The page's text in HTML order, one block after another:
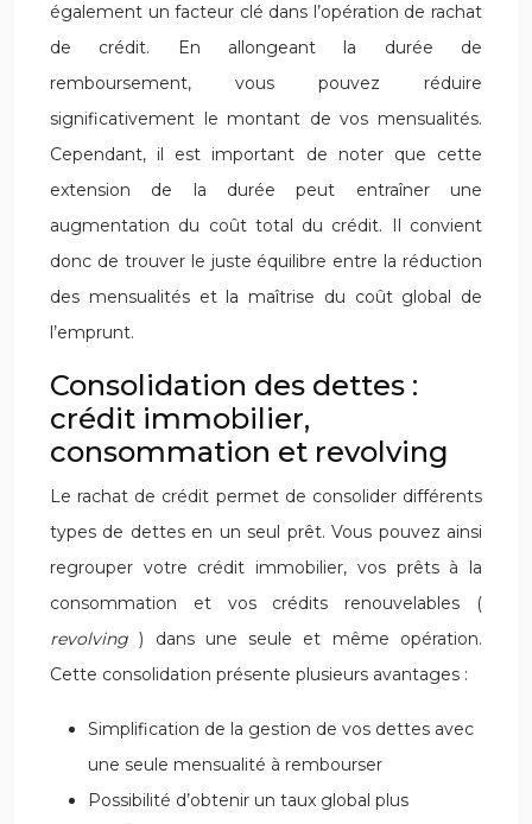
également un facteur clé dans l’opération de rachat
de crédit. En allongeant la durée de
remboursement, vous pouvez réduire
significativement le montant de vos mensualités.
Cependant, il est important de noter que cette
extension de la durée peut entraîner une
augmentation du coût total du crédit. Il convient
donc de trouver le juste équilibre entre la réduction
des mensualités et la maîtrise du coût global de
l’emprunt.
Consolidation des dettes :
crédit immobilier,
consommation et revolving
Le rachat de crédit permet de consolider différents
types de dettes en un seul prêt. Vous pouvez ainsi
regrouper votre crédit immobilier, vos prêts à la
consommation et vos crédits renouvelables (
revolving) dans une seule et même opération.
Cette consolidation présente plusieurs avantages :
Simplification de la gestion de vos dettes avec
une seule mensualité à rembourser
Possibilité d’obtenir un taux global plus